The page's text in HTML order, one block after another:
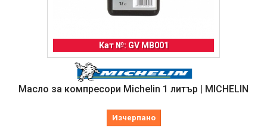
Кат №: GV MB001
Масло за компресори Michelin 1 литър | MICHELIN
Изчерпано